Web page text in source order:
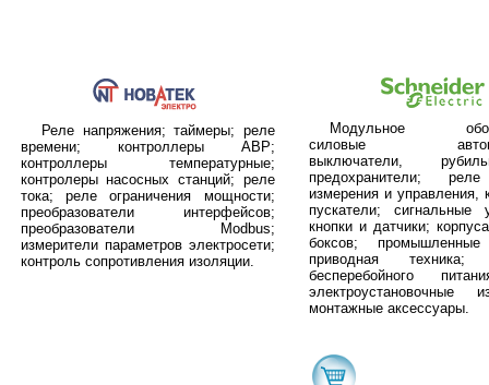
Реле напряжения; таймеры; реле
времени; контроллеры АВР;
контроллеры температурные;
контролеры насосных станций; реле
тока; реле ограничения мощности;
преобразователи интерфейсов;
преобразователи Modbus;
измерители параметров электросети;
контроль сопротивления изоляции.
Модульное
силовые
выключатели,
предохранители;
измерения и управления,
пускатели; сигнальные
кнопки и датчики;
боксов;
приводная техника;
бесперебойного
электроустановочные
монтажные аксессуары.